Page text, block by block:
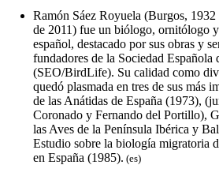
Ramón Sáez Royuela (Burgos,
de 2011)​ fue un biólogo, ornitólogo
español, destacado por sus obras y
fundadores de la Sociedad Española
(SEO/BirdLife).​​ Su calidad como
quedó plasmada en tres de sus más
de las Anátidas de España (1973),
Coronado y Fernando del Portillo),
las Aves de la Península Ibérica y
Estudio sobre la biología migratoria
en España (1985). (es)